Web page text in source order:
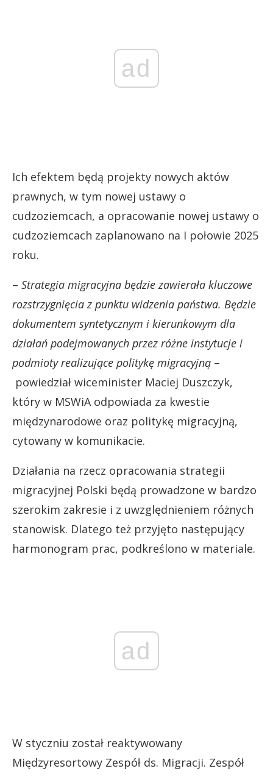
ad
Ich efektem będą projekty nowych aktów
prawnych, w tym nowej ustawy o
cudzoziemcach, a opracowanie nowej ustawy o
cudzoziemcach zaplanowano na I połowie 2025
roku.
– Strategia migracyjna będzie zawierała kluczowe
rozstrzygnięcia z punktu widzenia państwa. Będzie
dokumentem syntetycznym i kierunkowym dla
działań podejmowanych przez różne instytucje i
podmioty realizujące politykę migracyjną –
powiedział wiceminister Maciej Duszczyk,
który w MSWiA odpowiada za kwestie
międzynarodowe oraz politykę migracyjną,
cytowany w komunikacie.
Działania na rzecz opracowania strategii
migracyjnej Polski będą prowadzone w bardzo
szerokim zakresie i z uwzględnieniem różnych
stanowisk. Dlatego też przyjęto następujący
harmonogram prac, podkreślono w materiale.
ad
W styczniu został reaktywowany
Międzyresortowy Zespół ds. Migracji. Zespół